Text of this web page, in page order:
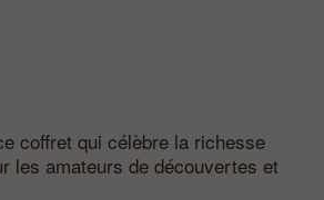
coffret qui célèbre la richesse
les amateurs de découvertes et